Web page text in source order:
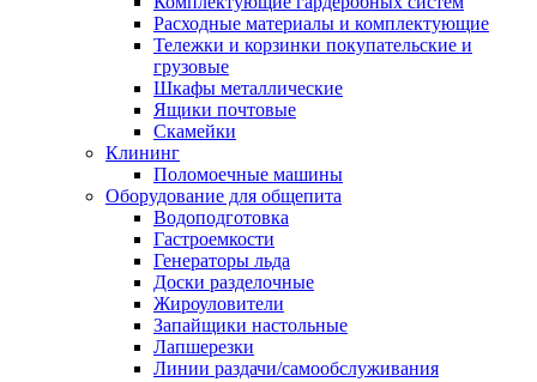
Расходные материалы и комплектующие
Тележки и корзинки покупательские и
грузовые
Шкафы металлические
Ящики почтовые
Скамейки
Клининг
Поломоечные машины
Оборудование для общепита
Водоподготовка
Гастроемкости
Генераторы льда
Доски разделочные
Жироуловители
Запайщики настольные
Лапшерезки
Линии раздачи/самообслуживания